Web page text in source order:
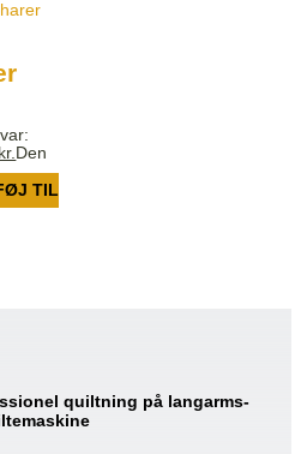
kr. Den
TIL
quiltning på langarms-